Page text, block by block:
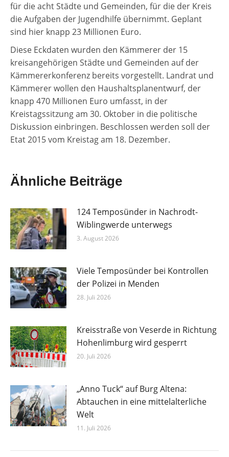
für die acht Städte und Gemeinden, für die der Kreis
die Aufgaben der Jugendhilfe übernimmt. Geplant
sind hier knapp 23 Millionen Euro.
Diese Eckdaten wurden den Kämmerer der 15
kreisangehörigen Städte und Gemeinden auf der
Kämmererkonferenz bereits vorgestellt. Landrat und
Kämmerer wollen den Haushaltsplanentwurf, der
knapp 470 Millionen Euro umfasst, in der
Kreistagssitzung am 30. Oktober in die politische
Diskussion einbringen. Beschlossen werden soll der
Etat 2015 vom Kreistag am 18. Dezember.
Ähnliche Beiträge
124 Temposünder in Nachrodt-
Wiblingwerde unterwegs
3. August 2026
Viele Temposünder bei Kontrollen
der Polizei in Menden
28. Juli 2026
Kreisstraße von Veserde in Richtung
Hohenlimburg wird gesperrt
20. Juli 2026
„Anno Tuck“ auf Burg Altena:
Abtauchen in eine mittelalterliche
Welt
11. Juli 2026